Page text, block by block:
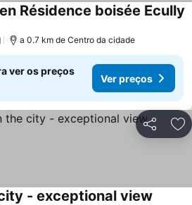
Résidence boisée Ecully
a 0.7 km de Centro da cidade
ver os preços
Ver preços
Partilhar
- exceptional view